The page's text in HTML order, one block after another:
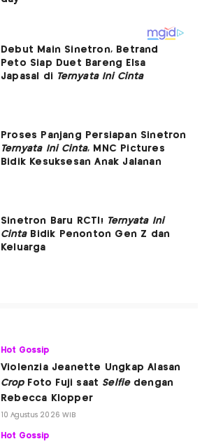
Debut Main Sinetron, Betrand
Peto Siap Duet Bareng Elsa
Japasal di Ternyata Ini Cinta
Proses Panjang Persiapan Sinetron
Ternyata Ini Cinta, MNC Pictures
Bidik Kesuksesan Anak Jalanan
Sinetron Baru RCTI! Ternyata Ini
CintaBidik Penonton Gen Z dan
Keluarga
Hot Gossip
Violenzia Jeanette Ungkap Alasan
CropFoto Fuji saat Selfiedengan
Rebecca Klopper
10 Agustus 2026 WIB
Hot Gossip